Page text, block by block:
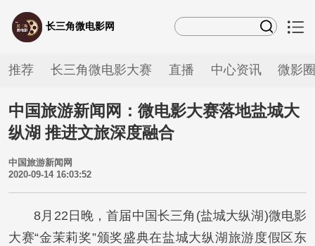
长三角微电影网
推荐 长三角微电影大赛 直播 中心资讯 微影
中国旅游新闻网：微电影大赛落地盐城大
纵湖 推进文旅深度融合
中国旅游新闻网
2020-09-14 16:03:52
8月22日晚，首届中国长三角(盐城大纵湖)微电影
大赛“金茉莉奖”颁奖盛典在盐城大纵湖旅游度假区东